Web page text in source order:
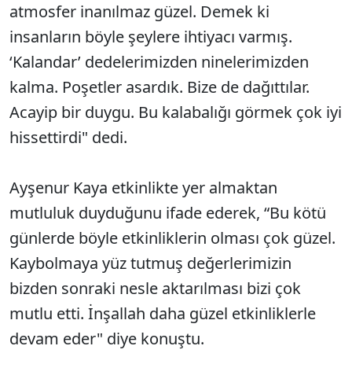
atmosfer inanılmaz güzel. Demek ki
insanların böyle şeylere ihtiyacı varmış.
‘Kalandar’ dedelerimizden ninelerimizden
kalma. Poşetler asardık. Bize de dağıttılar.
Acayip bir duygu. Bu kalabalığı görmek çok iyi
hissettirdi" dedi.
Ayşenur Kaya etkinlikte yer almaktan
mutluluk duyduğunu ifade ederek, “Bu kötü
günlerde böyle etkinliklerin olması çok güzel.
Kaybolmaya yüz tutmuş değerlerimizin
bizden sonraki nesle aktarılması bizi çok
mutlu etti. İnşallah daha güzel etkinliklerle
devam eder" diye konuştu.